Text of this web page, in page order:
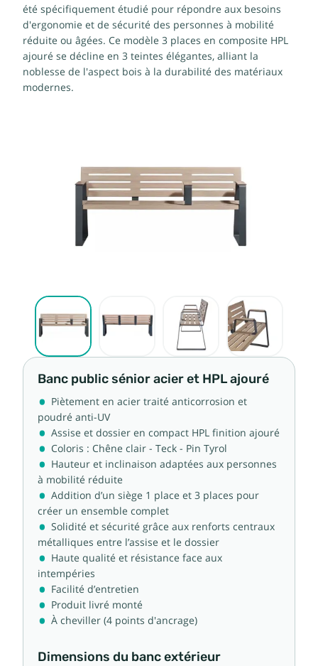
été spécifiquement étudié pour répondre aux besoins
d'ergonomie et de sécurité des personnes à mobilité
réduite ou âgées. Ce modèle 3 places en composite HPL
ajouré se décline en 3 teintes élégantes, alliant la
noblesse de l'aspect bois à la durabilité des matériaux
modernes.
Banc public sénior acier et HPL ajouré
Piètement en acier traité anticorrosion et
poudré anti-UV
Assise et dossier en compact HPL finition ajouré
Coloris : Chêne clair - Teck - Pin Tyrol
Hauteur et inclinaison adaptées aux personnes
à mobilité réduite
Addition d’un siège 1 place et 3 places pour
créer un ensemble complet
Solidité et sécurité grâce aux renforts centraux
métalliques entre l’assise et le dossier
Haute qualité et résistance face aux
intempéries
Facilité d’entretien
Produit livré monté
À cheviller (4 points d'ancrage)
Dimensions du banc extérieur